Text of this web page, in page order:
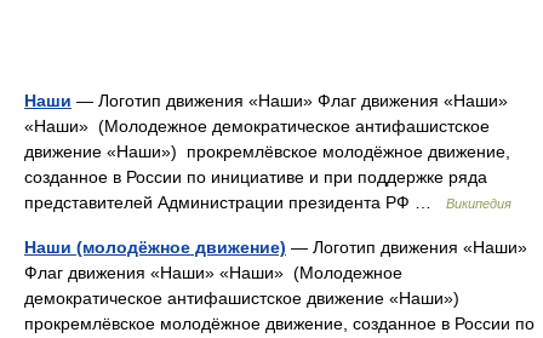
Наши — Логотип движения «Наши» Флаг движения «Наши»
«Наши» (Молодежное демократическое антифашистское
движение «Наши») прокремлёвское молодёжное движение,
созданное в России по инициативе и при поддержке ряда
представителей Администрации президента РФ …
Википедия
Наши (молодёжное движение) — Логотип движения «Наши»
Флаг движения «Наши» «Наши» (Молодежное
демократическое антифашистское движение «Наши»)
прокремлёвское молодёжное движение, созданное в России по